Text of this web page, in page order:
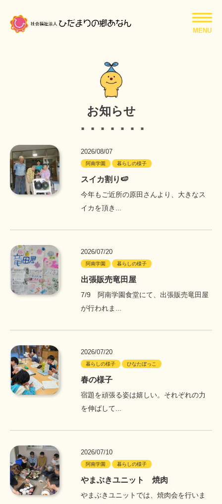
MENU
お知らせ
2026/08/07
阿南学園 暮らしの様子
スイカ割り🍉
今年もご近所の原田さんより、大きなス
イカを頂き...
2026/07/20
阿南学園 暮らしの様子
出張販売竜田屋
7/9 阿南学園食堂にて、出張販売竜田屋
が行われま...
2026/07/20
暮らしの様子 ひなたぼっこ
春の様子
宿題を頑張る姿は嬉しい。それぞれの力
を伸ばして...
2026/07/10
阿南学園 暮らしの様子
やまぶきユニット 焼肉
やまぶきユニットでは、焼肉会を行いま